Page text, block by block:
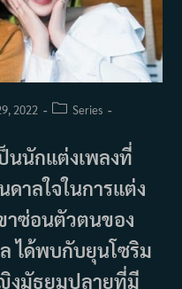
2022
PostSeries
นนักแต่งเพลงที่
ดาลใจในการแต่ง
าซ่อนตัวตนของ
ได้พบกับยุนโซริม
งมัธยมปลายที่มี